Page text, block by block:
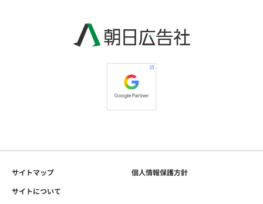
サイトマップ
個人情報保護方針
サイトについて